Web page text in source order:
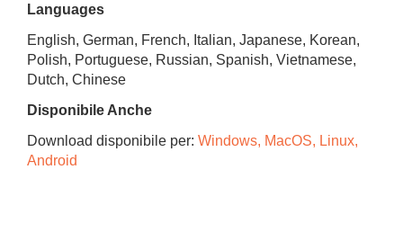
Languages
English, German, French, Italian, Japanese, Korean,
Polish, Portuguese, Russian, Spanish, Vietnamese,
Dutch, Chinese
Disponibile Anche
Download disponibile per: Windows, MacOS, Linux,
Android